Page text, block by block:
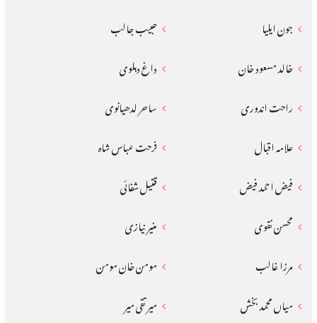
جون ایلیا
حبیب جالب
خالد مسعود خان
داغ دہلوی
راحت اندوری
ساحر لدھیانوی
علامہ اقبال
فرحت عباس شاہ
فیض احمد فیض
قتیل شفائی
محسن نقوی
منیر نیازی
مرزا غالب
مومن خان مومن
میاں محمد بخش
میر تقی میر